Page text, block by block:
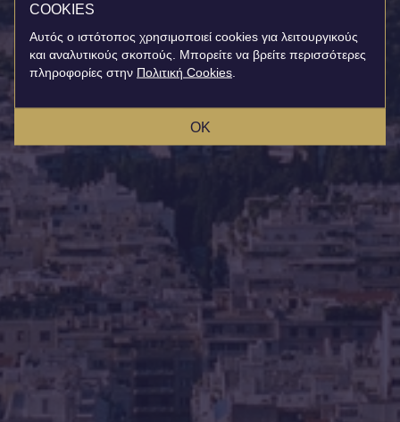
COOKIES
Αυτός ο ιστότοπος χρησιμοποιεί cookies για λειτουργικούς
και αναλυτικούς σκοπούς. Μπορείτε να βρείτε περισσότερες
πληροφορίες στην Πολιτική Cookies
OK